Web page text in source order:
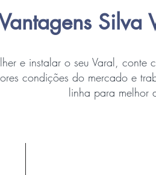
Silva
e instalar o seu Varal, conte
condições do mercado e
linha para melhor